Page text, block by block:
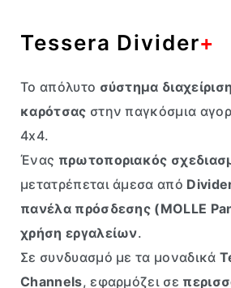
Tessera Divider+
Το απόλυτο σύστημα
καρότσας στην παγκόσμια
4x4.
Ένας πρωτοποριακός
μετατρέπεται άμεσα από
πανέλα πρόσδεσης (MOLLE
χρήση εργαλείων.
Σε συνδυασμό με τα μοναδικά
Channels, εφαρμόζει σε